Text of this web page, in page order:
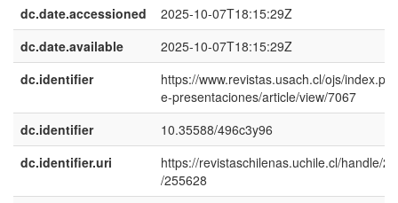
dc.date.accessioned
2025-10-07T18:15:29Z
dc.date.available
2025-10-07T18:15:29Z
dc.identifier
https://www.revistas.usach.cl/ojs/
e-presentaciones/article/view/7067
dc.identifier
10.35588/496c3y96
dc.identifier.uri
https://revistaschilenas.uchile.cl/handle/
/255628